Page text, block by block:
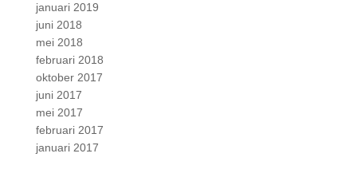
januari 2019
juni 2018
mei 2018
februari 2018
oktober 2017
juni 2017
mei 2017
februari 2017
januari 2017